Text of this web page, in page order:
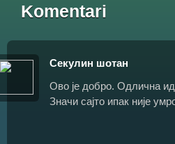
Komentari
Секулин шотан
Ово је добро. Одлична
Значи сајто ипак није